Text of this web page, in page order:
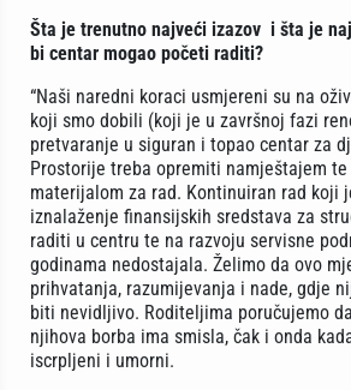
Šta je trenutno najveći izazov i šta je
bi centar mogao početi raditi?
“Naši naredni koraci usmjereni su na
koji smo dobili (koji je u završnoj fazi
pretvaranje u siguran i topao centar za
Prostorije treba opremiti namještajem
materijalom za rad. Kontinuiran rad koji
iznalaženje finansijskih sredstava za
raditi u centru te na razvoju servisne
godinama nedostajala. Želimo da ovo
prihvatanja, razumijevanja i nade, gdje
biti nevidljivo. Roditeljima poručujemo
njihova borba ima smisla, čak i onda
iscrpljeni i umorni.